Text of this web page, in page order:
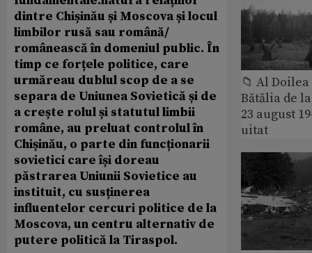
dintre Chișinău și Moscova și locul
limbilor rusă sau română/
românească în domeniul public. În
timp ce forțele politice, care
urmăreau dublul scop de a se
separa de Uniunea Sovietică și de
a crește rolul și statutul limbii
române, au preluat controlul în
Chișinău, o parte din funcționarii
sovietici care își doreau
păstrarea Uniunii Sovietice au
instituit, cu susținerea
influentelor cercuri politice de la
Moscova, un centru alternativ de
putere politică la Tiraspol.
📁 Al
Bătălia de
23 august
uitat